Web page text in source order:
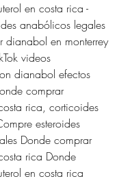
en costa rica -
anabólicos legales
dianabol en monterrey
videos
dianabol efectos
comprar
rica, corticoides
esteroides
Donde comprar
rica Donde
en costa rica